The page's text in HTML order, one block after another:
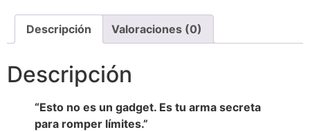
Descripción Valoraciones (0)
Descripción
“Esto no es un gadget. Es tu arma secreta
para romper límites.”